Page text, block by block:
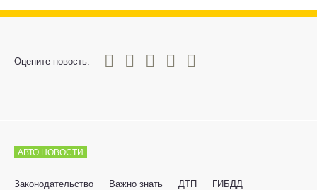
Оцените новость:
0
1 3 4 5
АВТО НОВОСТИ
Законодательство Важно знать ДТП
ГИБДД